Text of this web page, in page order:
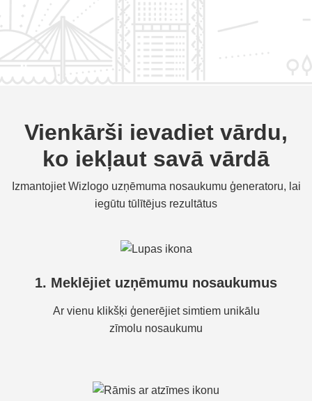
Vienkārši ievadiet vārdu,
ko iekļaut savā vārdā
Izmantojiet Wizlogo uzņēmuma nosaukumu ģeneratoru, lai
iegūtu tūlītējus rezultātus
1. Meklējiet uzņēmumu nosaukumus
Ar vienu klikšķi ģenerējiet simtiem unikālu
zīmolu nosaukumu